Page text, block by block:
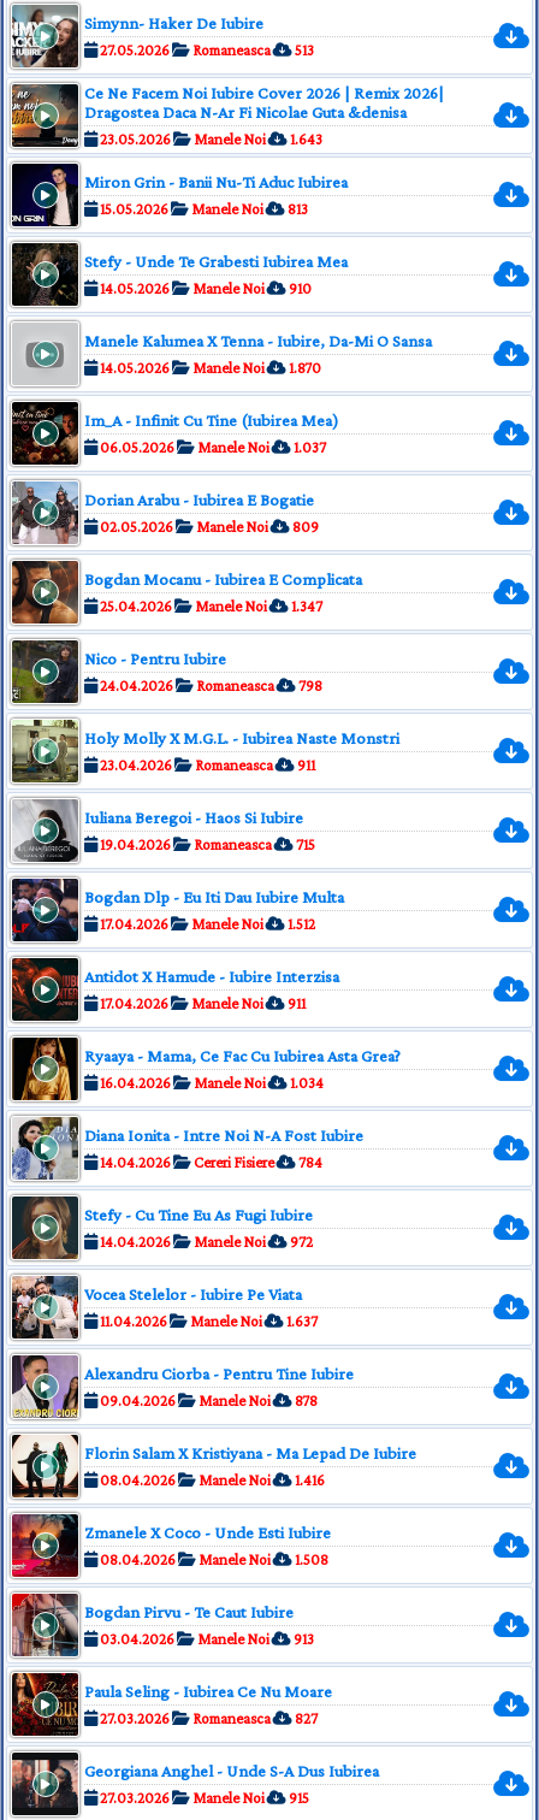
Simynn- Haker De Iubire
27.05.2026 Romaneasca 513
Ce Ne Facem Noi Iubire Cover 2026 | Remix 2026|
Dragostea Daca N-Ar Fi Nicolae Guta &denisa
23.05.2026 Manele Noi 1.643
Miron Grin - Banii Nu-Ti Aduc Iubirea
15.05.2026 Manele Noi 813
Stefy - Unde Te Grabesti Iubirea Mea
14.05.2026 Manele Noi 910
Manele Kalumea X Tenna - Iubire, Da-Mi O Sansa
14.05.2026 Manele Noi 1.870
Im_A - Infinit Cu Tine (Iubirea Mea)
06.05.2026 Manele Noi 1.037
Dorian Arabu - Iubirea E Bogatie
02.05.2026 Manele Noi 809
Bogdan Mocanu - Iubirea E Complicata
25.04.2026 Manele Noi 1.347
Nico - Pentru Iubire
24.04.2026 Romaneasca 798
Holy Molly X M.G.L. - Iubirea Naste Monstri
23.04.2026 Romaneasca 911
Iuliana Beregoi - Haos Si Iubire
19.04.2026 Romaneasca 715
Bogdan Dlp - Eu Iti Dau Iubire Multa
17.04.2026 Manele Noi 1.512
Antidot X Hamude - Iubire Interzisa
17.04.2026 Manele Noi 911
Ryaaya - Mama, Ce Fac Cu Iubirea Asta Grea?
16.04.2026 Manele Noi 1.034
Diana Ionita - Intre Noi N-A Fost Iubire
14.04.2026 Cereri Fisiere 784
Stefy - Cu Tine Eu As Fugi Iubire
14.04.2026 Manele Noi 972
Vocea Stelelor - Iubire Pe Viata
11.04.2026 Manele Noi 1.637
Alexandru Ciorba - Pentru Tine Iubire
09.04.2026 Manele Noi 878
Florin Salam X Kristiyana - Ma Lepad De Iubire
08.04.2026 Manele Noi 1.416
Zmanele X Coco - Unde Esti Iubire
08.04.2026 Manele Noi 1.508
Bogdan Pirvu - Te Caut Iubire
03.04.2026 Manele Noi 913
Paula Seling - Iubirea Ce Nu Moare
27.03.2026 Romaneasca 827
Georgiana Anghel - Unde S-A Dus Iubirea
27.03.2026 Manele Noi 915